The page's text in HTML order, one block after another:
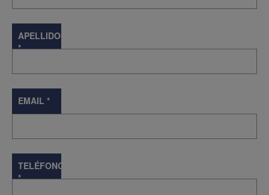
APELLIDOS
*
EMAIL *
TELÉFONO
*